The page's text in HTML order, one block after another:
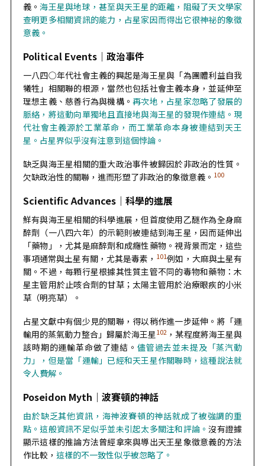
義。海王星與地球，甚至與天王星的距離，阻礙了天文學家
查明更多相關資訊的能力，占星家因而得出它很神祕的象徵
意義。
Political Events｜ 政治事件
一八四○年代社會主義的興起是海王星與「為團體利益自我
犧牲」相關聯的根源，當然也包括社會主義本身，並延伸至
理想主義、慈善行為與機構。再次地，占星家忽略了發展的
脈絡，將這動向單獨地且直接地與海王星的發現作連結。現
代社會主義源於工業革命，而工業革命本身被連結到天王
星。占星界似乎沒有注意到這個悖論。
缺乏與海王星相關的重大政治事件被歸因於非政治的性質。
欠缺政治性的關聯，進而形塑了非政治的象徵意義。 100
Scientific Advances｜ 科學的進展
鮮有與海王星相關的科學進展，但首度使用乙醚作為全身麻
醉劑（一八四六年）的示範則被連結到海王星，因而延伸出
「藥物」，尤其是麻醉劑和成癮性藥物。視背景而定，這些
事項通常與土星有關，尤其是毒素， 101例如，大麻與土星有
關。不過，每顆行星根據其性質主管不同的毒物和藥物：木
星主管用於止咳合劑的甘草；太陽主管用於治療眼疾的小米
草（明亮草）。
占星文獻中有個少見的關聯，得以稍作進一步延伸。將「運
輸用的蒸氣動力整合」歸屬於海王星 102 ，某程度將海王星與
該時期的運輸革命做了連結。 儘管過去並未提及「蒸汽動
力」，但是當「運輸」已經和天王星作關聯時，這種說法就
令人費解。
Poseidon Myth｜ 波賽頓的神話
由於缺乏其他資訊，海神波賽頓的神話就成了被強調的重
點。這般資訊不足似乎並未引起太多關注和評論。沒有證據
顯示這樣的推論方法曾經拿來與導出天王星象徵意義的方法
作比較， 這樣的不一致性似乎被忽略了。